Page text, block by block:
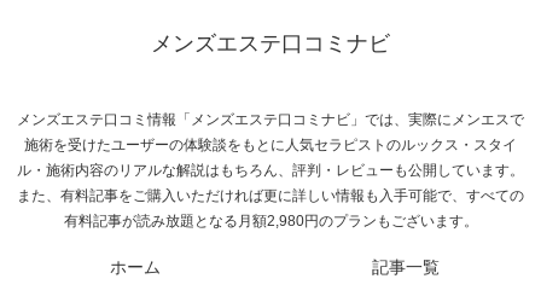
メンズエステ口コミナビ
メンズエステ口コミ情報「メンズエステ口コミナビ」では、実際にメンエスで
施術を受けたユーザーの体験談をもとに人気セラピストのルックス・スタイ
ル・施術内容のリアルな解説はもちろん、評判・レビューも公開しています。
また、有料記事をご購入いただければ更に詳しい情報も入手可能で、すべての
有料記事が読み放題となる月額2,980円のプランもございます。
ホーム 記事一覧